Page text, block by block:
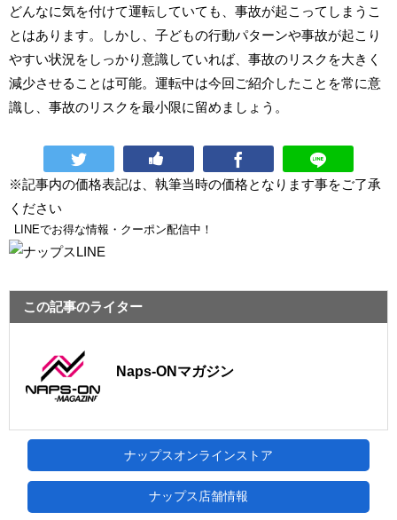
どんなに気を付けて運転していても、事故が起こってしまうこ
とはあります。しかし、子どもの行動パターンや事故が起こり
やすい状況をしっかり意識していれば、事故のリスクを大きく
減少させることは可能。運転中は今回ご紹介したことを常に意
識し、事故のリスクを最小限に留めましょう。
※記事内の価格表記は、執筆当時の価格となります事をご了承
ください
LINEでお得な情報・クーポン配信中！
この記事のライター
Naps-ONマガジン
ナップスオンラインストア
ナップス店舗情報